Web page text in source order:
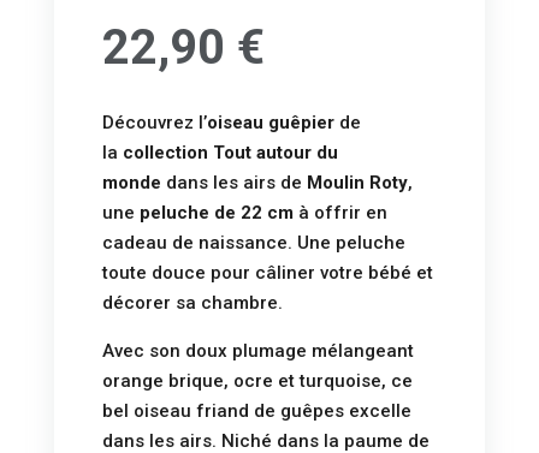
22,90 €
Découvrez l’oiseau guêpierde
la collection Tout autour du
monde dans les airs de Moulin Roty,
une peluche de 22 cmà offrir en
cadeau de naissance. Une peluche
toute douce pour câliner votre bébé et
décorer sa chambre.
Avec son doux plumage mélangeant
orange brique, ocre et turquoise, ce
bel oiseau friand de guêpes excelle
dans les airs. Niché dans la paume de